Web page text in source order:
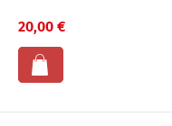
20,00 €